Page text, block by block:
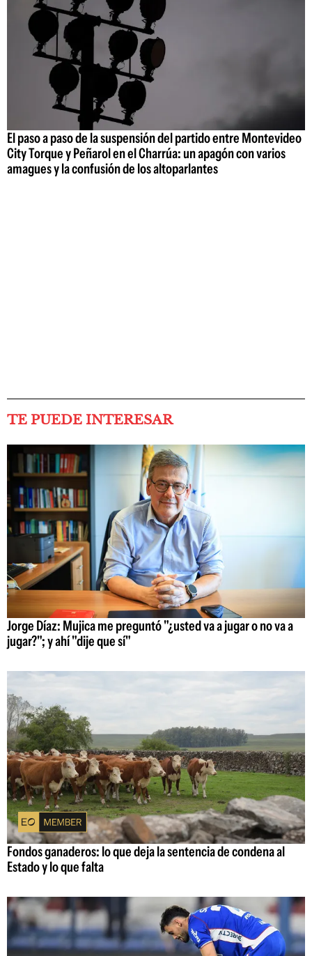
El paso a paso de la suspensión del partido entre Montevideo
City Torque y Peñarol en el Charrúa: un apagón con varios
amagues y la confusión de los altoparlantes
TE PUEDE INTERESAR
Jorge Díaz: Mujica me preguntó "¿usted va a jugar o no va a
jugar?"; y ahí "dije que sí"
Fondos ganaderos: lo que deja la sentencia de condena al
Estado y lo que falta